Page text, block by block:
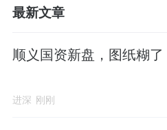
最新文章
顺义国资新盘，图纸糊了
进深 刚刚